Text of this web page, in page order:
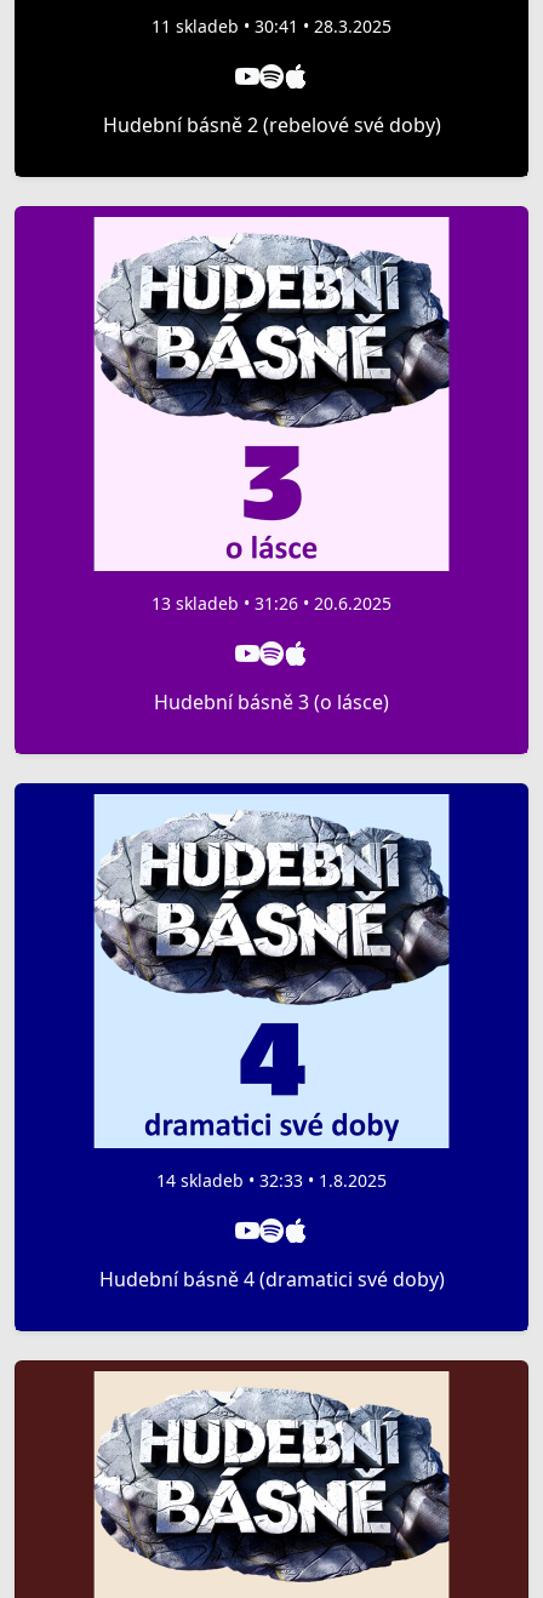
11 skladeb • 30:41 • 28.3.2025
Hudební básně 2 (rebelové své doby)
13 skladeb • 31:26 • 20.6.2025
Hudební básně 3 (o lásce)
14 skladeb • 32:33 • 1.8.2025
Hudební básně 4 (dramatici své doby)